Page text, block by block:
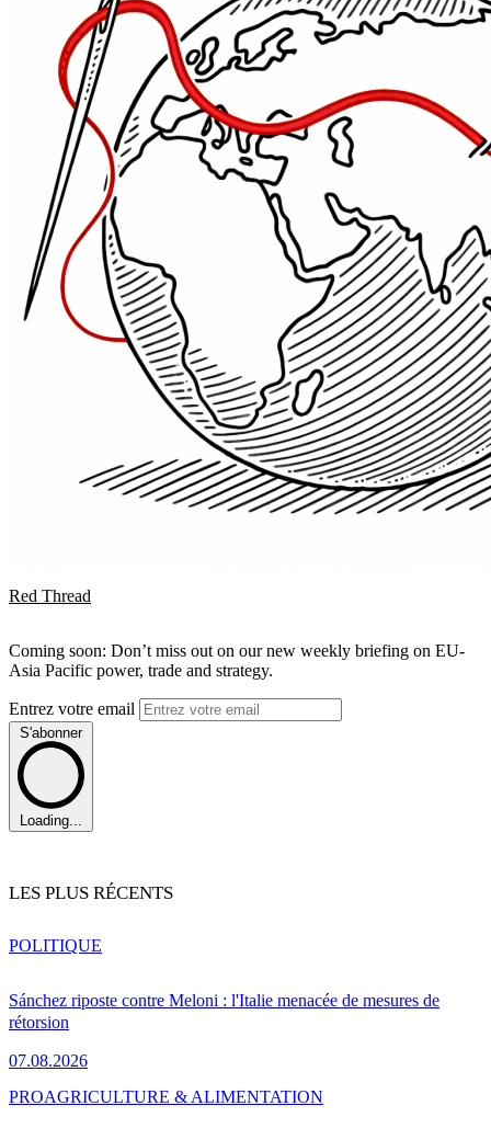
Red Thread
Coming soon: Don’t miss out on our new weekly briefing on EU-
Asia Pacific power, trade and strategy.
Entrez votre email
S'abonner
Loading...
LES PLUS RÉCENTS
Sánchez riposte contre Meloni : l'Italie menacée de mesures de
rétorsion
07.08.2026
POLITIQUE
PROAGRICULTURE & ALIMENTATION